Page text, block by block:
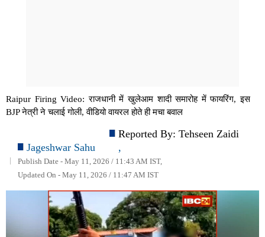
Raipur Firing Video: राजधानी में खुलेआम शादी समारोह में फायरिंग, इस
BJP नेत्री ने चलाई गोली, वीडियो वायरल होते ही मचा बवाल
Jageshwar Sahu
Reported By: Tehseen Zaidi
,
Publish Date - May 11, 2026 / 11:43 AM IST,
Updated On - May 11, 2026 / 11:47 AM IST